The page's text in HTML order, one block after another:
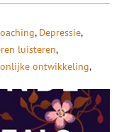
Depressie
luisteren
ontwikkeling